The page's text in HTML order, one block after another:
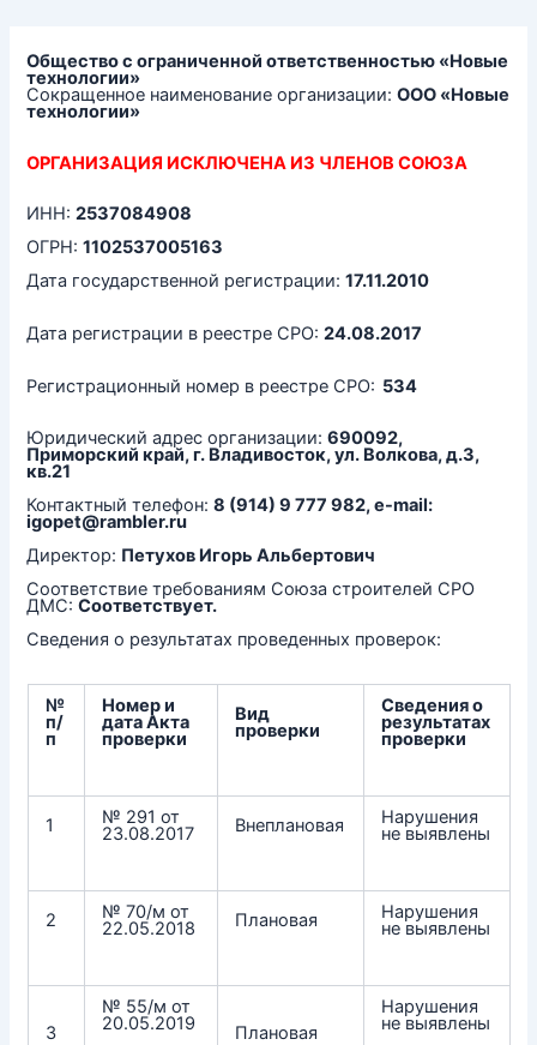
Общество с ограниченной ответственностью «Новые
технологии»
Сокращенное наименование организации:ООО «Новые
технологии»
ОРГАНИЗАЦИЯ ИСКЛЮЧЕНА ИЗ ЧЛЕНОВ СОЮЗА
ИНН:2537084908
ОГРН:1102537005163
Дата государственной регистрации:17.11.2010
Дата регистрации в реестре СРО:24.08.2017
Регистрационный номер в реестре СРО: 534
Юридический адрес организации:690092,
Приморский край, г. Владивосток, ул. Волкова, д.3,
кв.21
Контактный телефон:8 (914) 9 777 982, e-mail:
igopet@rambler.ru
Директор: Петухов Игорь Альбертович
Соответствие требованиям Союза строителей СРО
ДМС:Соответствует.
Сведения о результатах проведенных проверок:
№
п/
п
Номер и
дата Акта
проверки
Вид
проверки
Сведения о
результатах
проверки
1 № 291 от
23.08.2017 Внеплановая Нарушения
не выявлены
2 № 70/м от
22.05.2018 Плановая Нарушения
не выявлены
3
№ 55/м от
20.05.2019 Плановая
Нарушения
не выявлены